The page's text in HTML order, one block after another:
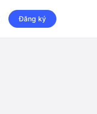
Đăng ký